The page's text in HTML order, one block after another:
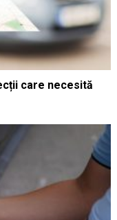
care necesită